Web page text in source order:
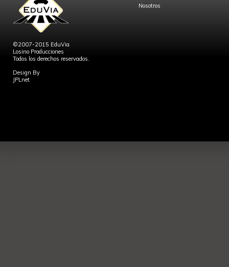
©2007-2015 EduVia
Losino Producciones
Todos los derechos reservados.
Design By
JPLnet
Nosotros